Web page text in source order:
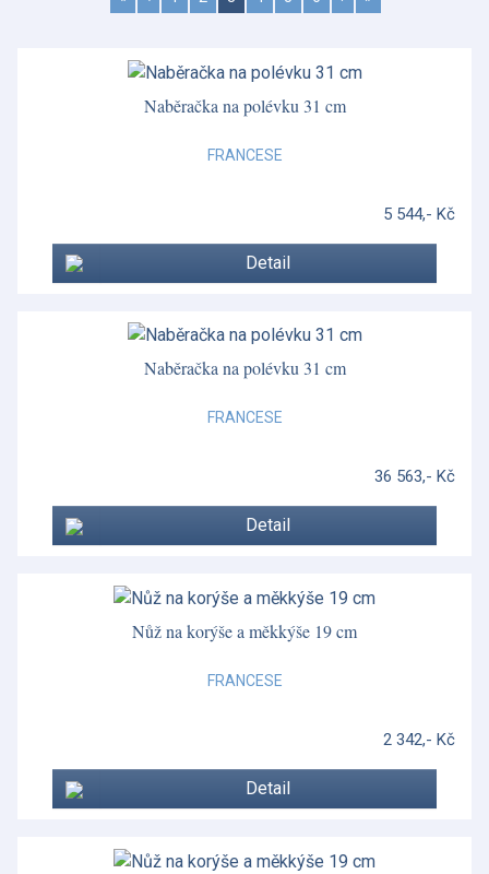
Naběračka na polévku 31 cm
FRANCESE
5 544,- Kč
Detail
Naběračka na polévku 31 cm
FRANCESE
36 563,- Kč
Detail
Nůž na korýše a měkkýše 19 cm
FRANCESE
2 342,- Kč
Detail